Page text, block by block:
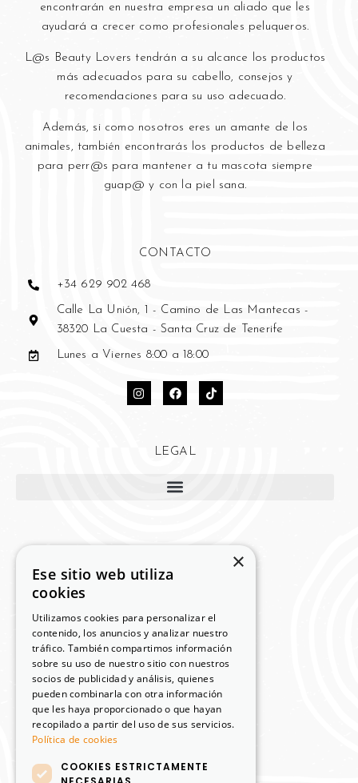
encontrarán en nuestra empresa un aliado que les
ayudará a crecer como profesionales peluqueros.
L@s Beauty Lovers tendrán a su alcance los productos
más adecuados para su cabello, consejos y
recomendaciones para su uso adecuado.
Además, si como nosotros eres un amante de los
animales, también encontrarás los productos de belleza
para perr@s para mantener a tu mascota siempre
guap@ y con la piel sana.
CONTACTO
+34 629 902 468
Calle La Unión, 1 - Camino de Las Mantecas -
38320 La Cuesta - Santa Cruz de Tenerife
Lunes a Viernes 8:00 a 18:00
LEGAL
Mi cuenta
Carrito
Finalizar compra
Términos y Condiciones
Política de devoluciones y reembolsos
×
Ese sitio web utiliza
cookies
Utilizamos cookies para personalizar el
contenido, los anuncios y analizar nuestro
tráfico. También compartimos información
sobre su uso de nuestro sitio con nuestros
socios de publicidad y análisis, quienes
pueden combinarla con otra información
que les haya proporcionado o que hayan
recopilado a partir del uso de sus servicios.
Política de cookies
COOKIES ESTRICTAMENTE